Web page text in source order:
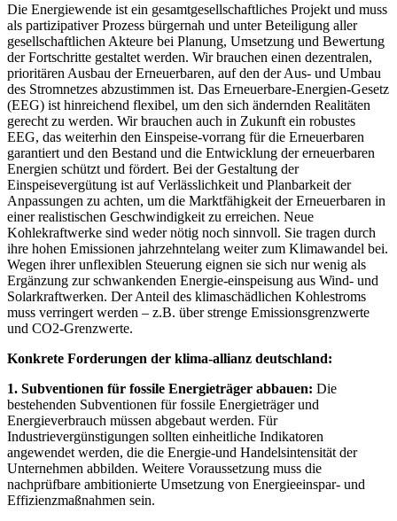
Die Energiewende ist ein gesamtgesellschaftliches Projekt und muss
als partizipativer Prozess bürgernah und unter Beteiligung aller
gesellschaftlichen Akteure bei Planung, Umsetzung und Bewertung
der Fortschritte gestaltet werden. Wir brauchen einen dezentralen,
prioritären Ausbau der Erneuerbaren, auf den der Aus- und Umbau
des Stromnetzes abzustimmen ist. Das Erneuerbare-Energien-Gesetz
(EEG) ist hinreichend flexibel, um den sich ändernden Realitäten
gerecht zu werden. Wir brauchen auch in Zukunft ein robustes
EEG, das weiterhin den Einspeise-vorrang für die Erneuerbaren
garantiert und den Bestand und die Entwicklung der erneuerbaren
Energien schützt und fördert. Bei der Gestaltung der
Einspeisevergütung ist auf Verlässlichkeit und Planbarkeit der
Anpassungen zu achten, um die Marktfähigkeit der Erneuerbaren in
einer realistischen Geschwindigkeit zu erreichen. Neue
Kohlekraftwerke sind weder nötig noch sinnvoll. Sie tragen durch
ihre hohen Emissionen jahrzehntelang weiter zum Klimawandel bei.
Wegen ihrer unflexiblen Steuerung eignen sie sich nur wenig als
Ergänzung zur schwankenden Energie-einspeisung aus Wind- und
Solarkraftwerken. Der Anteil des klimaschädlichen Kohlestroms
muss verringert werden – z.B. über strenge Emissionsgrenzwerte
und CO2-Grenzwerte.
Konkrete Forderungen der klima-allianz deutschland:
1. Subventionen für fossile Energieträger abbauen: Die
bestehenden Subventionen für fossile Energieträger und
Energieverbrauch müssen abgebaut werden. Für
Industrievergünstigungen sollten einheitliche Indikatoren
angewendet werden, die die Energie-und Handelsintensität der
Unternehmen abbilden. Weitere Voraussetzung muss die
nachprüfbare ambitionierte Umsetzung von Energieeinspar- und
Effizienzmaßnahmen sein.